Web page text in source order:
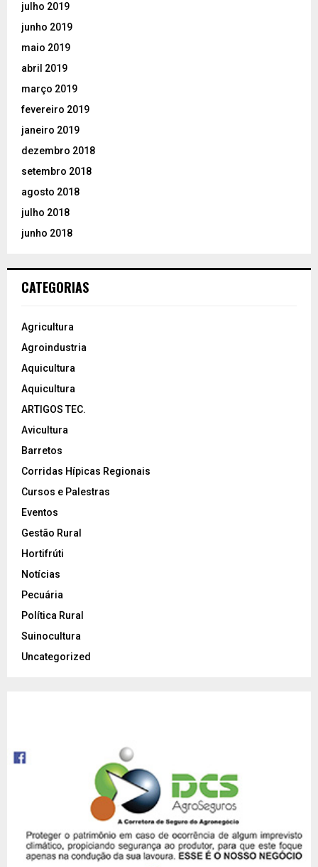
julho 2019
junho 2019
maio 2019
abril 2019
março 2019
fevereiro 2019
janeiro 2019
dezembro 2018
setembro 2018
agosto 2018
julho 2018
junho 2018
CATEGORIAS
Agricultura
Agroindustria
Aquicultura
Aquicultura
ARTIGOS TEC.
Avicultura
Barretos
Corridas Hípicas Regionais
Cursos e Palestras
Eventos
Gestão Rural
Hortifrúti
Notícias
Pecuária
Política Rural
Suinocultura
Uncategorized